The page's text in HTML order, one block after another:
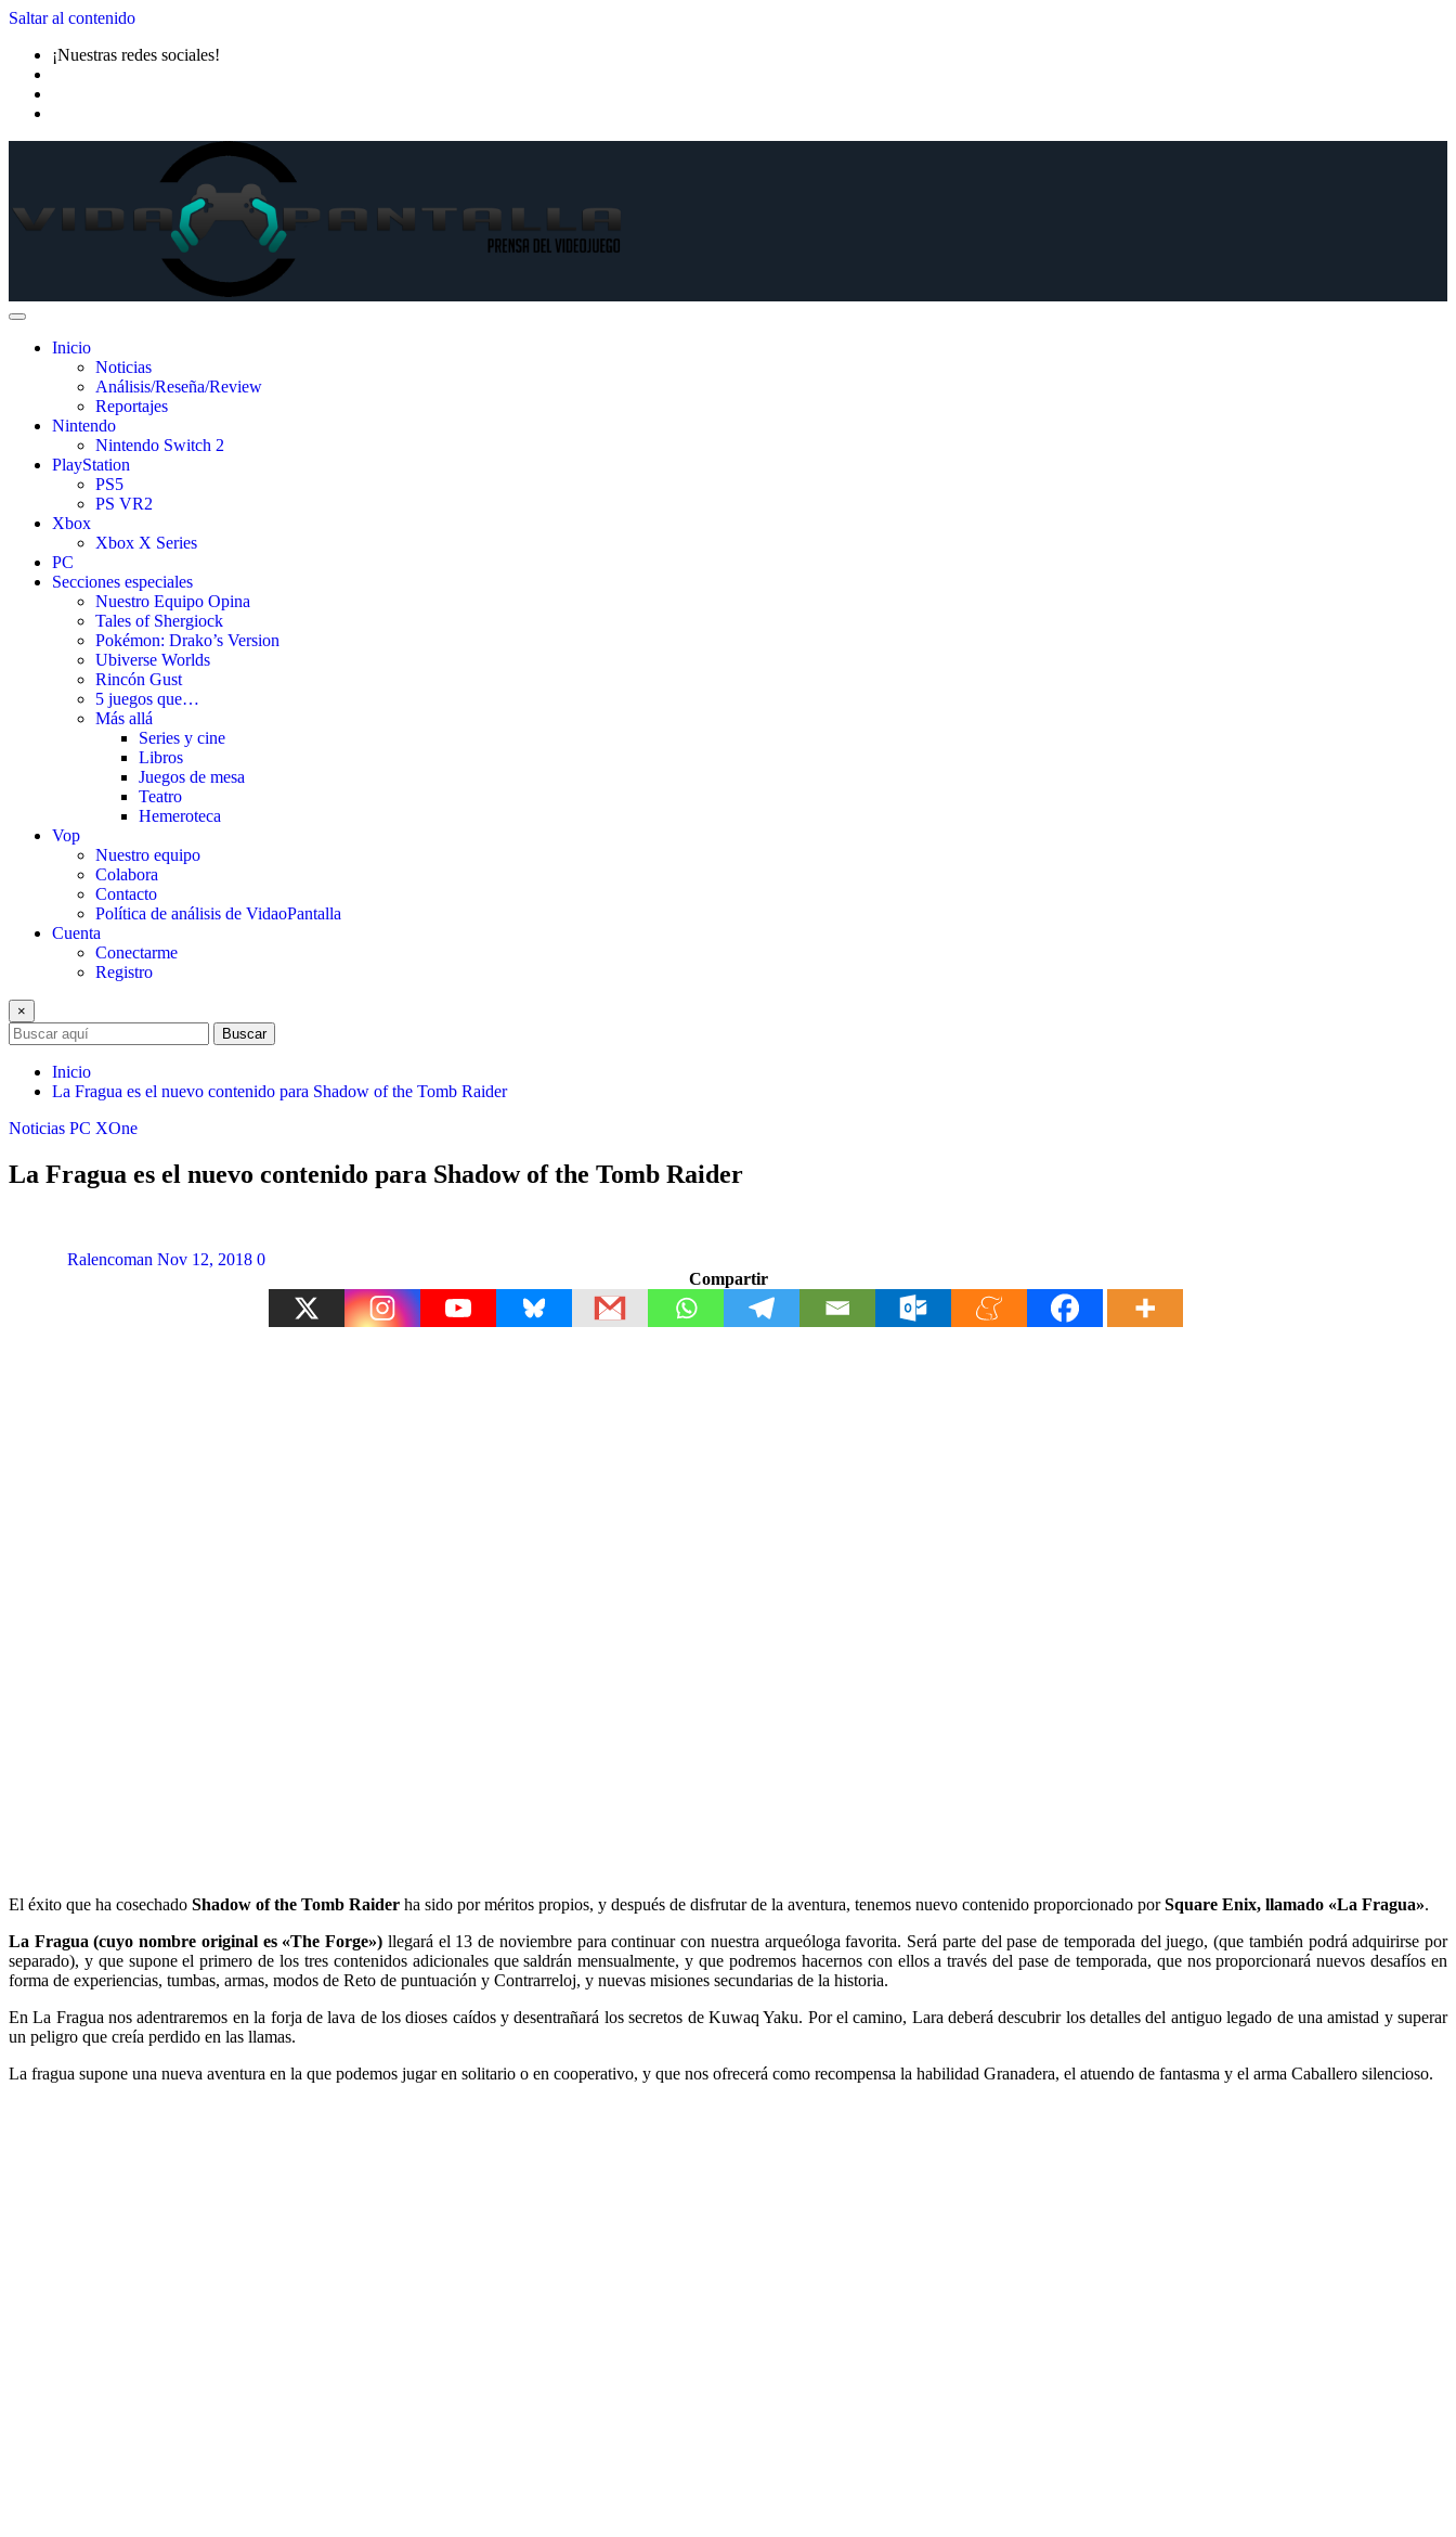
Saltar al contenido
¡Nuestras redes sociales!
Inicio
Noticias
Análisis/Reseña/Review
Reportajes
Nintendo
Nintendo Switch 2
PlayStation
PS5
PS VR2
Xbox
Xbox X Series
PC
Secciones especiales
Nuestro Equipo Opina
Tales of Shergiock
Pokémon: Drako’s Version
Ubiverse Worlds
Rincón Gust
5 juegos que…
Más allá
Series y cine
Libros
Juegos de mesa
Teatro
Hemeroteca
Vop
Nuestro equipo
Colabora
Contacto
Política de análisis de VidaoPantalla
Cuenta
Conectarme
Registro
×
Buscar
Inicio
La Fragua es el nuevo contenido para Shadow of the Tomb Raider
Noticias PC XOne
La Fragua es el nuevo contenido para Shadow of the Tomb Raider
Ralencoman Nov 12, 2018 0
Compartir
El éxito que ha cosechado Shadow of the Tomb Raider ha sido por méritos propios, y después de disfrutar de la aventura, tenemos nuevo contenido proporcionado porSquare Enix, llamado «La Fragua».
La Fragua (cuyo nombre original es «The Forge») llegará el 13 de noviembre para continuar con nuestra arqueóloga favorita. Será parte del pase de temporada del juego, (que también podrá adquirirse por
separado), y que supone el primero de los tres contenidos adicionales que saldrán mensualmente, y que podremos hacernos con ellos a través del pase de temporada, que nos proporcionará nuevos desafíos en
forma de experiencias, tumbas, armas, modos de Reto de puntuación y Contrarreloj, y nuevas misiones secundarias de la historia.
En La Fragua nos adentraremos en la forja de lava de los dioses caídos y desentrañará los secretos de Kuwaq Yaku. Por el camino, Lara deberá descubrir los detalles del antiguo legado de una amistad y superar
un peligro que creía perdido en las llamas.
La fragua supone una nueva aventura en la que podemos jugar en solitario o en cooperativo, y que nos ofrecerá como recompensa la habilidad Granadera, el atuendo de fantasma y el arma Caballero silencioso.